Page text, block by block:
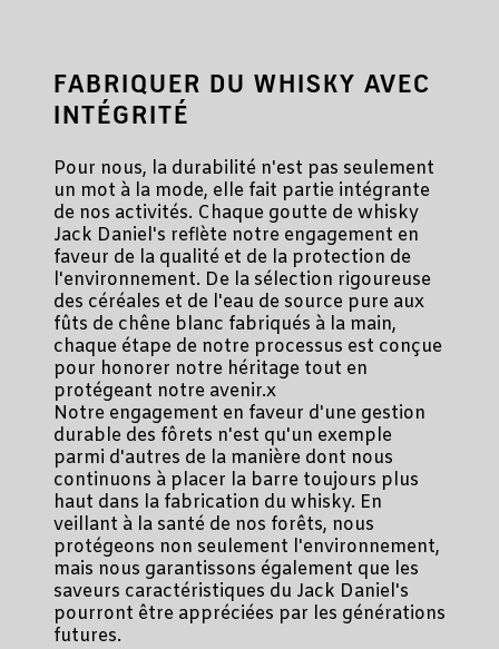
FABRIQUER DU WHISKY AVEC
INTÉGRITÉ
Pour nous, la durabilité n'est pas seulement
un mot à la mode, elle fait partie intégrante
de nos activités. Chaque goutte de whisky
Jack Daniel's reflète notre engagement en
faveur de la qualité et de la protection de
l'environnement. De la sélection rigoureuse
des céréales et de l'eau de source pure aux
fûts de chêne blanc fabriqués à la main,
chaque étape de notre processus est conçue
pour honorer notre héritage tout en
protégeant notre avenir.x
Notre engagement en faveur d'une gestion
durable des fôrets n'est qu'un exemple
parmi d'autres de la manière dont nous
continuons à placer la barre toujours plus
haut dans la fabrication du whisky. En
veillant à la santé de nos forêts, nous
protégeons non seulement l'environnement,
mais nous garantissons également que les
saveurs caractéristiques du Jack Daniel's
pourront être appréciées par les générations
futures.